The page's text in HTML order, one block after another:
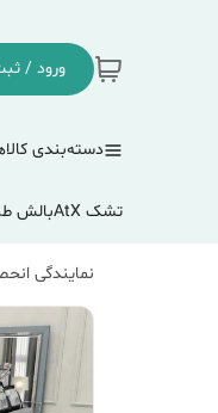
ورود /
دسته‌بندی
تشک AtX بالش
نمایندگی